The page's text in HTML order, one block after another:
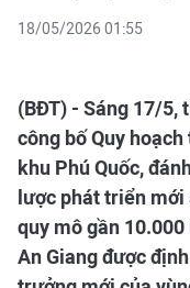
18/05/2026 01:55
(BĐT) - Sáng 17/5,
công bố Quy
khu Phú Quốc,
lược phát triển
quy mô gần
An Giang được